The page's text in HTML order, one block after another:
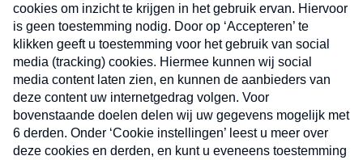
Nieuwsbrief